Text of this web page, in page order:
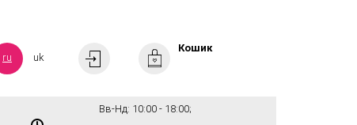
ru uk
Кошик
Вв-Нд: 10:00 - 18:00;